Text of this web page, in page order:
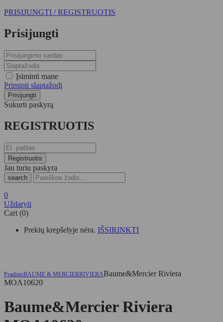
PRISIJUNGTI / REGISTRUOTIS
Prisijungti
Įsiminti mane
Priminti slaptažodį
Sukurti paskyrą
REGISTRUOTIS
Jau turiu paskyra
search
0
Uždaryti
Cart (0)
Prekių krepšelyje nėra. IŠSIRINKTI
PradinisBAUME & MERCIERRIVIERABaume&Mercier Riviera
MOA10620
Baume&Mercier Riviera